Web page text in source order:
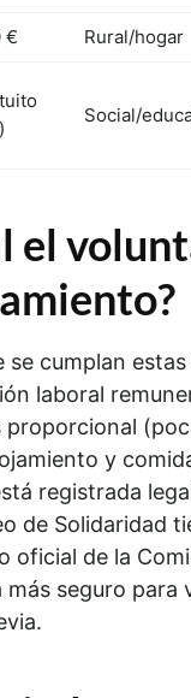
€ Rural/hogar
Social/
el
se cumplan
laboral
proporcional
y
registrada
de Solidaridad
oficial de la
más seguro para